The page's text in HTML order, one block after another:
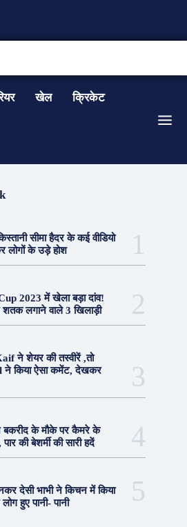
खेल क्रिकेट
सीमा हैदर के कई वीडियो
के उड़े होश
2023 में खेला बड़ा दांव!
शतक लगाने वाले 3 खिलाड़ी
ने शेयर की तस्वीरें ,तो
किया ऐसा कमेंट, देखकर
के मौके पर कैमरे के
की बेशर्मी की सारी हदें
देसी भाभी ने किचन में किया
हुए पानी- पानी